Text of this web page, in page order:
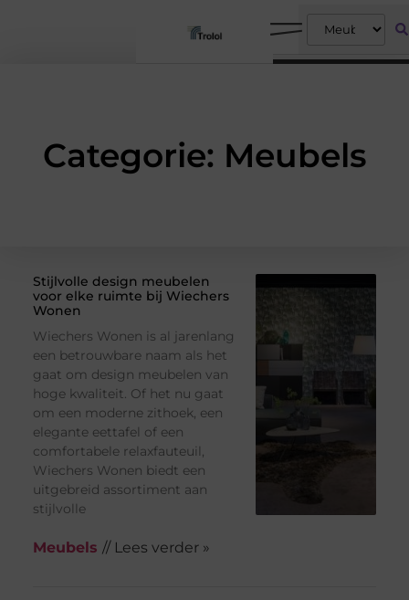
Categorie: Meubels
Stijlvolle design meubelen
voor elke ruimte bij Wiechers
Wonen
Wiechers Wonen is al jarenlang
een betrouwbare naam als het
gaat om design meubelen van
hoge kwaliteit. Of het nu gaat
om een moderne zithoek, een
elegante eettafel of een
comfortabele relaxfauteuil,
Wiechers Wonen biedt een
uitgebreid assortiment aan
stijlvolle
Meubels // Lees verder »